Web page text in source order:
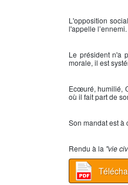
L'opposition
l'appelle
Le président n'a
morale, il est
Ecœuré, humilié,
où il fait part de
Son mandat est à
Rendu à la "vie